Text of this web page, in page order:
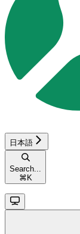
日本語
Search...
⌘ K